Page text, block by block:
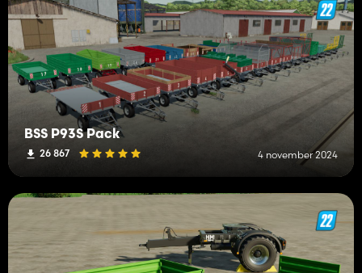
BSS P93S Pack
26 867 4 november 2024